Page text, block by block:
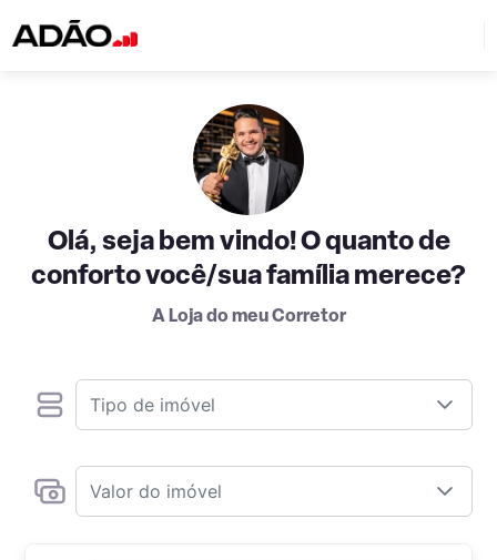
Olá, seja bem vindo! O quanto de
conforto você/sua família merece?
A Loja do meu Corretor
Tipo de imóvel
Valor do imóvel